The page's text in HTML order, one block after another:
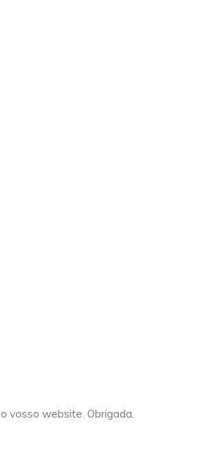
vosso website. Obrigada.